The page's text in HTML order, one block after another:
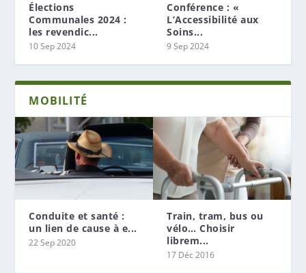
Élections
Communales 2024 :
les revendic...
10 Sep 2024
Conférence : «
L’Accessibilité aux
Soins...
9 Sep 2024
MOBILITÉ
Conduite et santé :
un lien de cause à e...
22 Sep 2020
Train, tram, bus ou
vélo… Choisir
librem...
17 Déc 2016